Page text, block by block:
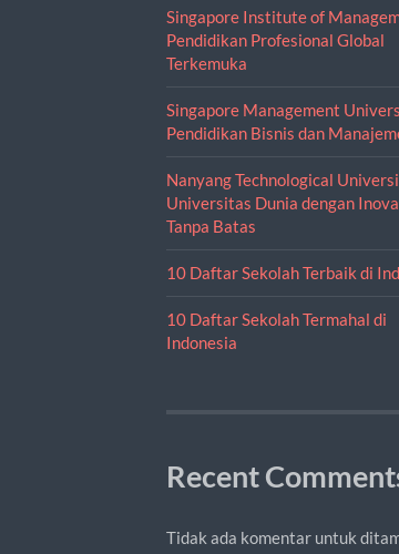
Singapore Institute of
Pendidikan Profesional Global
Terkemuka
Singapore Management
Pendidikan Bisnis dan
Nanyang Technological
Universitas Dunia dengan
Tanpa Batas
10 Daftar Sekolah Terbaik di
10 Daftar Sekolah Termahal di
Indonesia
Recent
Tidak ada komentar untuk